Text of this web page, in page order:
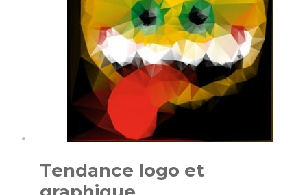
Tendance logo et